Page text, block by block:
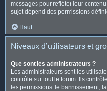
messages pour refléter leur
sujet dépend des permissions
Haut
Niveaux d’utilisateurs et
Que sont les administrateurs ?
Les administrateurs sont les
contrôle sur tout le forum. Ils
les permissions, le bannissement,